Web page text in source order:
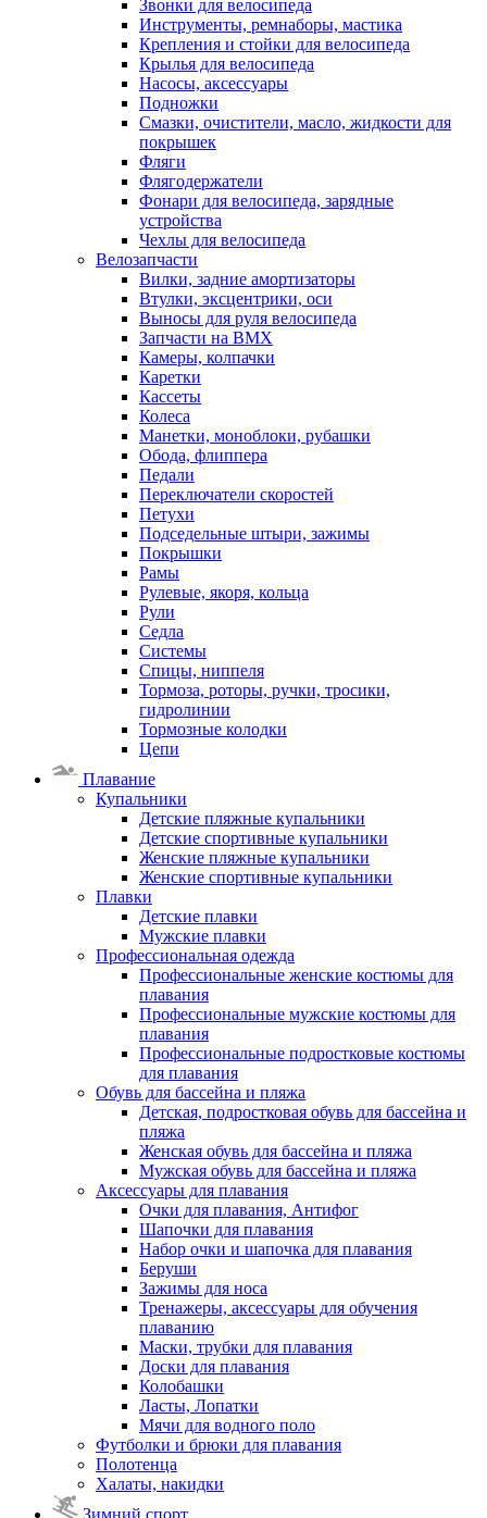
Звонки для велосипеда
Инструменты, ремнаборы, мастика
Крепления и стойки для велосипеда
Крылья для велосипеда
Насосы, аксессуары
Подножки
Смазки, очистители, масло, жидкости для
покрышек
Фляги
Флягодержатели
Фонари для велосипеда, зарядные
устройства
Чехлы для велосипеда
Велозапчасти
Вилки, задние амортизаторы
Втулки, эксцентрики, оси
Выносы для руля велосипеда
Запчасти на BMX
Камеры, колпачки
Каретки
Кассеты
Колеса
Манетки, моноблоки, рубашки
Обода, флиппера
Педали
Переключатели скоростей
Петухи
Подседельные штыри, зажимы
Покрышки
Рамы
Рулевые, якоря, кольца
Рули
Седла
Системы
Спицы, ниппеля
Тормоза, роторы, ручки, тросики,
гидролинии
Тормозные колодки
Цепи
Плавание
Купальники
Детские пляжные купальники
Детские спортивные купальники
Женские пляжные купальники
Женские спортивные купальники
Плавки
Детские плавки
Мужские плавки
Профессиональная одежда
Профессиональные женские костюмы для
плавания
Профессиональные мужские костюмы для
плавания
Профессиональные подростковые костюмы
для плавания
Обувь для бассейна и пляжа
Детская, подростковая обувь для бассейна и
пляжа
Женская обувь для бассейна и пляжа
Мужская обувь для бассейна и пляжа
Аксессуары для плавания
Очки для плавания, Антифог
Шапочки для плавания
Набор очки и шапочка для плавания
Беруши
Зажимы для носа
Тренажеры, аксессуары для обучения
плаванию
Маски, трубки для плавания
Доски для плавания
Колобашки
Ласты, Лопатки
Мячи для водного поло
Футболки и брюки для плавания
Полотенца
Халаты, накидки